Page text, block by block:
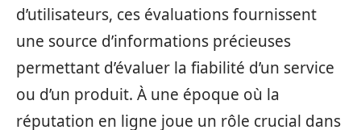
d’utilisateurs, ces évaluations fournissent
une source d’informations précieuses
permettant d’évaluer la fiabilité d’un service
ou d’un produit. À une époque où la
réputation en ligne joue un rôle crucial dans